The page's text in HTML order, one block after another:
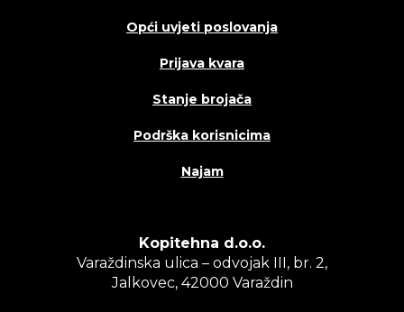
Opći uvjeti poslovanja
Prijava kvara
Stanje brojača
Podrška korisnicima
Najam
Kopitehna d.o.o.
Varaždinska ulica – odvojak III, br. 2,
Jalkovec, 42000 Varaždin